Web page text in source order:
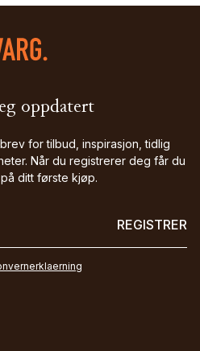
oppdatert
for tilbud, inspirasjon, tidlig
Når du registrerer deg får du
ditt første kjøp.
REGISTRER